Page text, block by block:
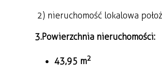
2) nieruchomość lokalowa
3.Powierzchnia nieruchomości:
43,95 m2